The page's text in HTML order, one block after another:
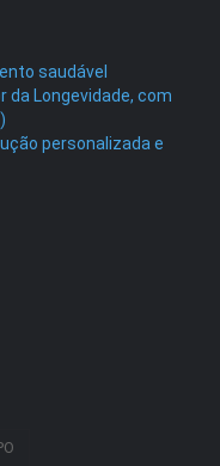
saudável
da Longevidade, com
personalizada e